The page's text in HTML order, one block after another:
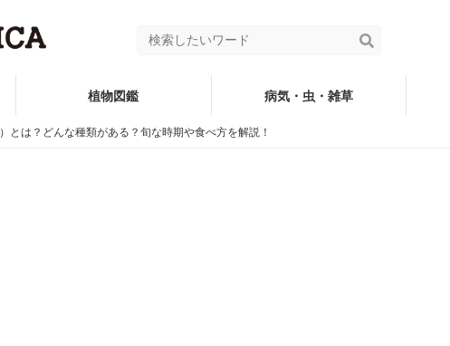
植物図鑑 病気・虫・雑草
とは？どんな種類がある？旬な時期や食べ方を解説！